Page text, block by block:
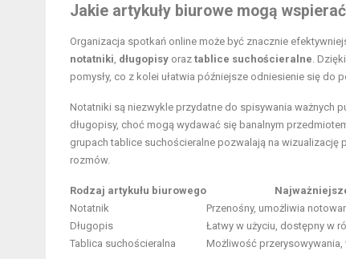
Jakie artykuły biurowe mogą
Organizacja spotkań online może być znacznie
notatniki długopisy oraz tablice suchościeralne .
pomysły, co z kolei ułatwia późniejsze odniesienie się do
Notatniki są niezwykle przydatne do spisywania ważnych
długopisy, choć mogą wydawać się banalnym
grupach tablice suchościeralne pozwalają na
rozmów.
Rodzaj artykułu biurowego
Notatnik
Przenośny, umożliwia
Długopis
Łatwy w użyciu, dostępny w
Tablica suchościeralna
Możliwość